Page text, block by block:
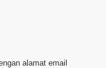
alamat email